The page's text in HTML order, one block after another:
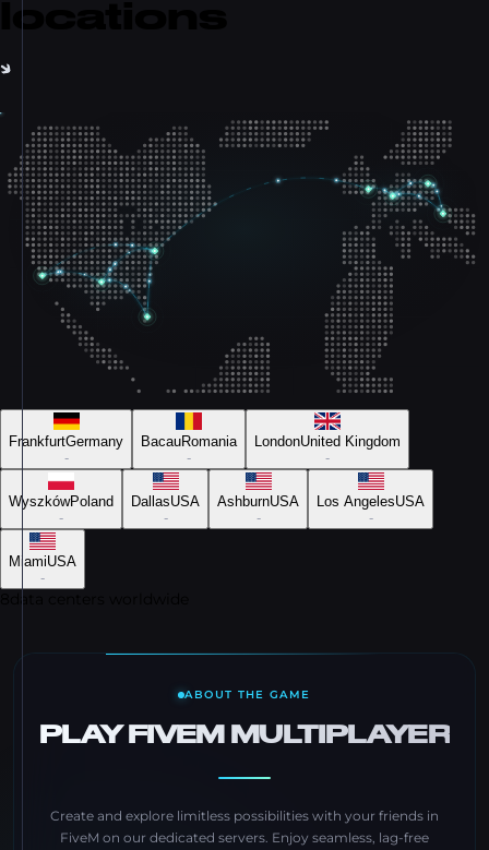
FrankfurtGermany
-
BacauRomania
-
LondonUnited Kingdom
-
WyszkówPoland
-
DallasUSA
-
AshburnUSA
-
Los AngelesUSA
-
MiamiUSA
-
ABOUT THE GAME
PLAY FIVEM MULTIPLAYER
Create and explore limitless possibilities with your friends in
FiveM on our dedicated servers. Enjoy seamless, lag-free